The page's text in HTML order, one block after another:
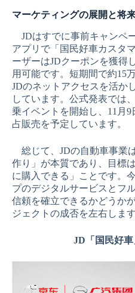
マーケティングの展開と将
JDはすでに事前キャンペ
アプリで「国民好車カスタ
ーザーはJDクーポンを獲得
用可能です。短期間で約15
JDのネットアクセスを活か
しています。公式発表では
乗イベントを開始し、11月
占販売を予定しています。
総じて、JDの自動車事業
作り」が本質であり、目標
に購入できる」ことです。
プのデジタルサービスとフ
信頼を確立できるかどうか
ジェクトの成否を左右します
JD「国民好